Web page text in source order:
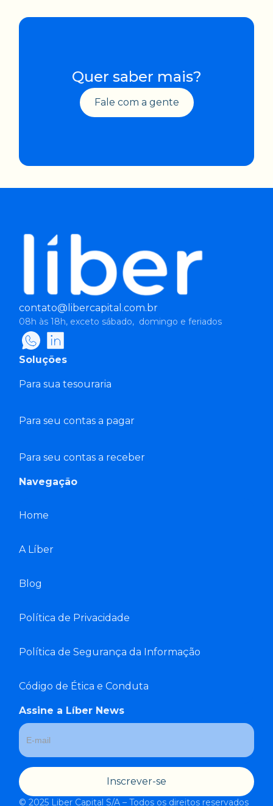
Quer saber mais?
Fale com a gente
contato@libercapital.com.br
08h às 18h, exceto sábado, domingo e feriados
Soluções
Para sua tesouraria
Para seu contas a pagar
Para seu contas a receber
Navegação
Home
A Líber
Blog
Política de Privacidade
Política de Segurança da Informação
Código de Ética e Conduta
Assine a Líber News
© 2025 Liber Capital S/A – Todos os direitos reservados